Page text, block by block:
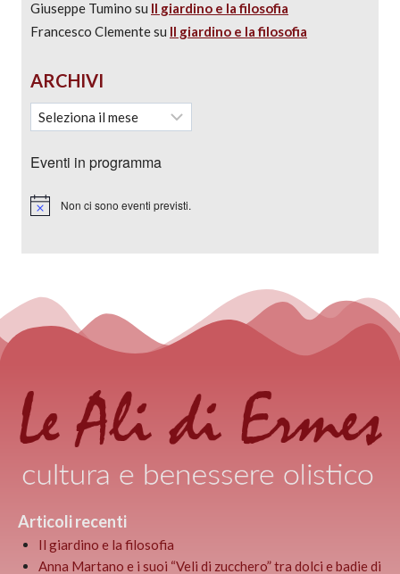
Giuseppe Tumino su Il giardino e la filosofia
Francesco Clementesu Il giardino e la filosofia
ARCHIVI
Eventi in programma
Notice Non ci sono eventi previsti.
Articoli recenti
Il giardino e la filosofia
Anna Martano e i suoi “Veli di zucchero” tra dolci e badie di